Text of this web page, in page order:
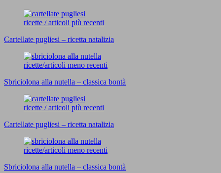
ricette / articoli più recenti
Cartellate pugliesi – ricetta natalizia
ricette/articoli meno recenti
Sbriciolona alla nutella – classica bontà
ricette / articoli più recenti
Cartellate pugliesi – ricetta natalizia
ricette/articoli meno recenti
Sbriciolona alla nutella – classica bontà